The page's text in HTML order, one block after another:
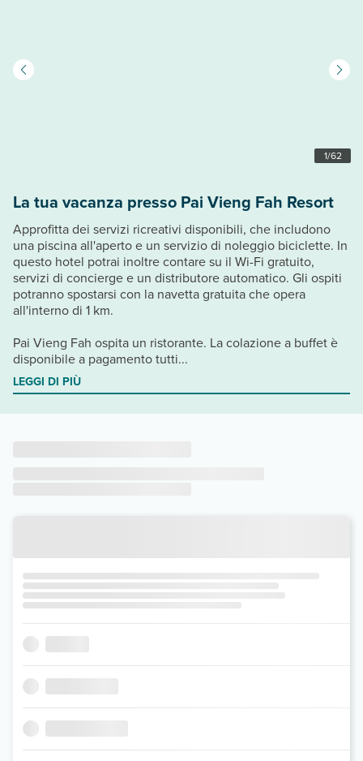
1/62
La tua vacanza presso Pai Vieng Fah Resort
Approfitta dei servizi ricreativi disponibili, che includono
una piscina all'aperto e un servizio di noleggio biciclette. In
questo hotel potrai inoltre contare su il Wi-Fi gratuito,
servizi di concierge e un distributore automatico. Gli ospiti
potranno spostarsi con la navetta gratuita che opera
all'interno di 1 km.
Pai Vieng Fah ospita un ristorante. La colazione a buffet è
disponibile a pagamento tutti...
LEGGI DI PIÙ